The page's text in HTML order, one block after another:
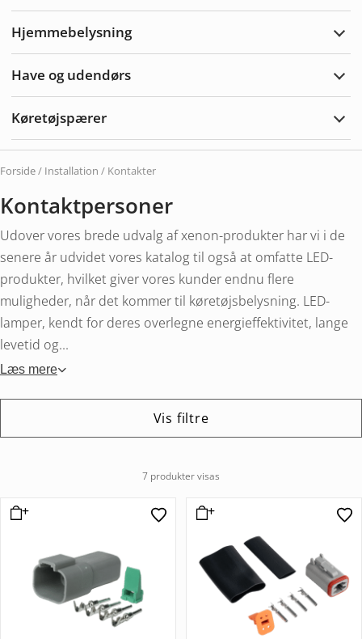
Hjemmebelysning
Have og udendørs
Køretøjspærer
Forside/ Installation / Kontakter
Kontaktpersoner
Udover vores brede udvalg af xenon-produkter har vi i de
senere år udvidet vores katalog til også at omfatte LED-
produkter, hvilket giver vores kunder endnu flere
muligheder, når det kommer til køretøjsbelysning. LED-
lamper, kendt for deres overlegne energieffektivitet, lange
levetid og...
Læs mere
Vis filtre
7 produkter visas